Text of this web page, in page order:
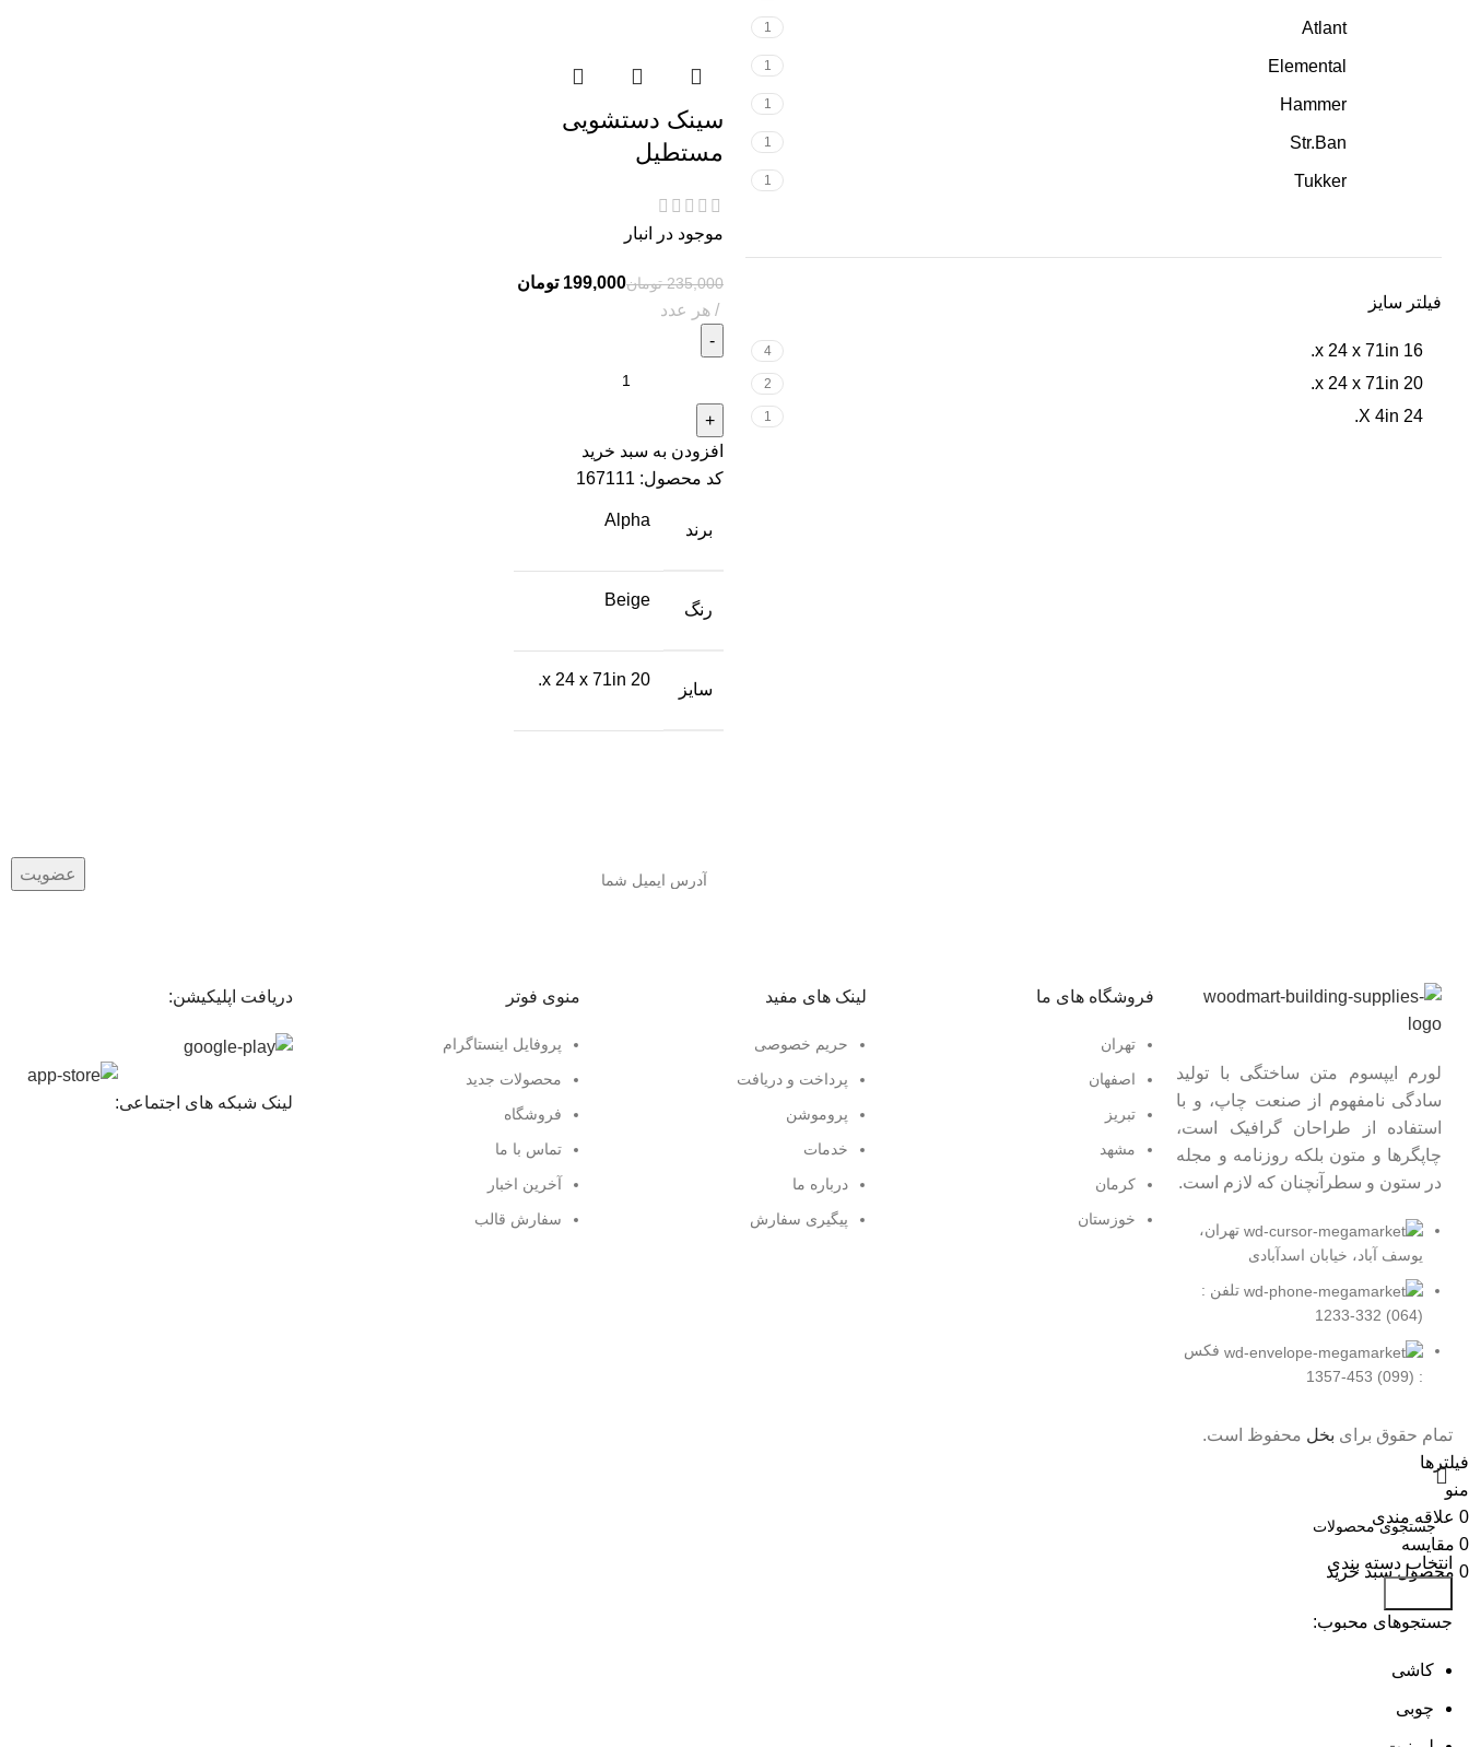
Atlant
1
Elemental
1
Hammer
1
Str.Ban
1
Tukker
1
فیلتر سایز
16 x 24 x 71in.
4
20 x 24 x 71in.
2
24 X 4in.
1
سینک دستشویی
مستطیل
موجود در انبار
235,000 تومان199,000 تومان
افزودن به سبد خرید
کد محصول: 167111
برند
Alpha
رنگ
Beige
سایز
20 x 24 x 71in.
لورم ایپسوم متن ساختگی با تولید
سادگی نامفهوم از صنعت چاپ، و با
استفاده از طراحان گرافیک است،
چاپگرها و متون بلکه روزنامه و مجله
در ستون و سطرآنچنان که لازم است.
تهران،
یوسف آباد، خیابان اسدآبادی
تلفن :
(064) 332-1233
فکس
: (099) 453-1357
فروشگاه های ما
تهران
اصفهان
تبریز
مشهد
کرمان
خوزستان
لینک های مفید
حریم خصوصی
پرداخت و دریافت
پروموشن
خدمات
درباره ما
پیگیری سفارش
منوی فوتر
پروفایل اینستاگرام
محصولات جدید
فروشگاه
تماس با ما
آخرین اخبار
سفارش قالب
دریافت اپلیکیشن:
لینک شبکه های اجتماعی:
تمام حقوق برای بخل محفوظ است.
انتخاب دسته بندی
جستجوهای محبوب:
کاشی
چوبی
فیلترها
منو
0 علاقه مندی
0 مقایسه
0 محصول سبد خرید